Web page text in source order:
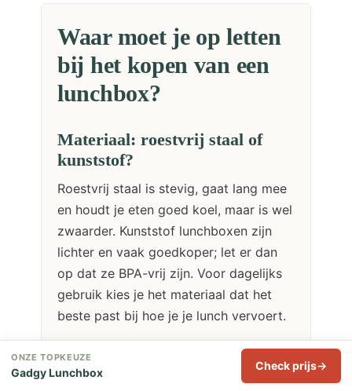
Waar moet je op letten
bij het kopen van een
lunchbox?
Materiaal: roestvrij staal of
kunststof?
Roestvrij staal is stevig, gaat lang mee
en houdt je eten goed koel, maar is wel
zwaarder. Kunststof lunchboxen zijn
lichter en vaak goedkoper; let er dan
op dat ze BPA-vrij zijn. Voor dagelijks
gebruik kies je het materiaal dat het
beste past bij hoe je je lunch vervoert.
Formaat en aantal
compartimenten
ONZE TOPKEUZE
Gadgy Lunchbox Check prijs